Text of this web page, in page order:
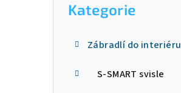
Přeskočit
kategorie
Kategorie
Zábradlí do interiéru
S-SMART svisle